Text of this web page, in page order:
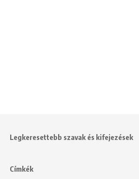
Legkeresettebb szavak és kifejezések
Címkék